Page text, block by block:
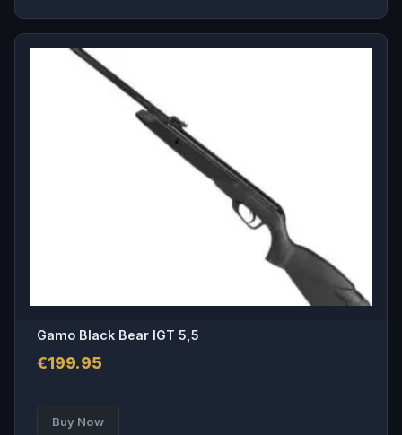
Gamo Black Bear IGT 5,5
€199.95
Buy Now